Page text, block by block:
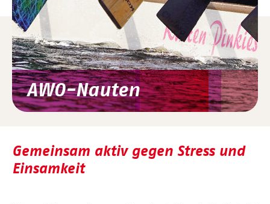
AWO-Nauten
Gemeinsam aktiv gegen Stress und
Einsamkeit